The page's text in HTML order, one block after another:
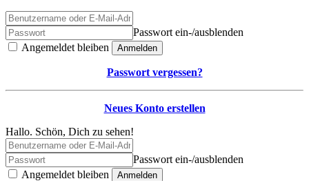
Passwort ein-/ausblenden
Angemeldet bleiben
Anmelden
Passwort vergessen?
Neues Konto erstellen
Hallo. Schön, Dich zu sehen!
Passwort ein-/ausblenden
Angemeldet bleiben
Anmelden